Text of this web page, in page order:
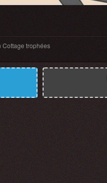
Cottage trophées